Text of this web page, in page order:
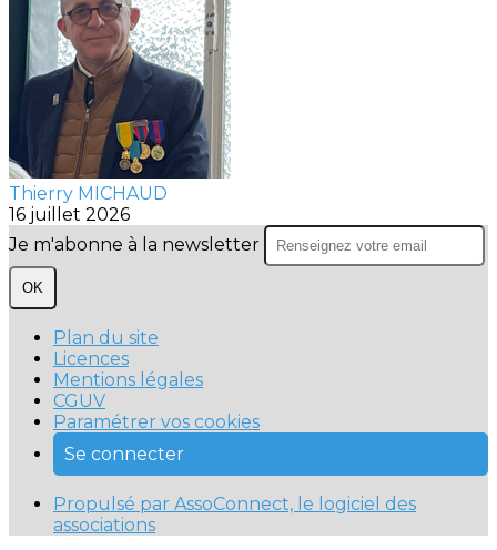
Thierry MICHAUD
16 juillet 2026
Je m'abonne à la newsletter
OK
Plan du site
Licences
Mentions légales
CGUV
Paramétrer vos cookies
Se connecter
Propulsé par AssoConnect, le logiciel des
associations